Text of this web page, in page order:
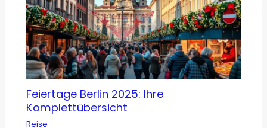
Feiertage Berlin 2025: Ihre
Komplettübersicht
Reise